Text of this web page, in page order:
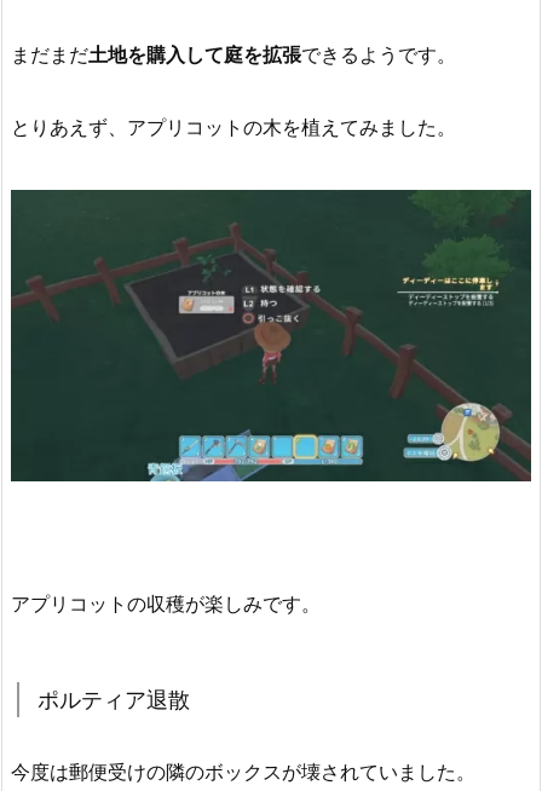
まだまだ土地を購入して庭を拡張できるようです。
とりあえず、アプリコットの木を植えてみました。
アプリコットの収穫が楽しみです。
ポルティア退散
今度は郵便受けの隣のボックスが壊されていました。